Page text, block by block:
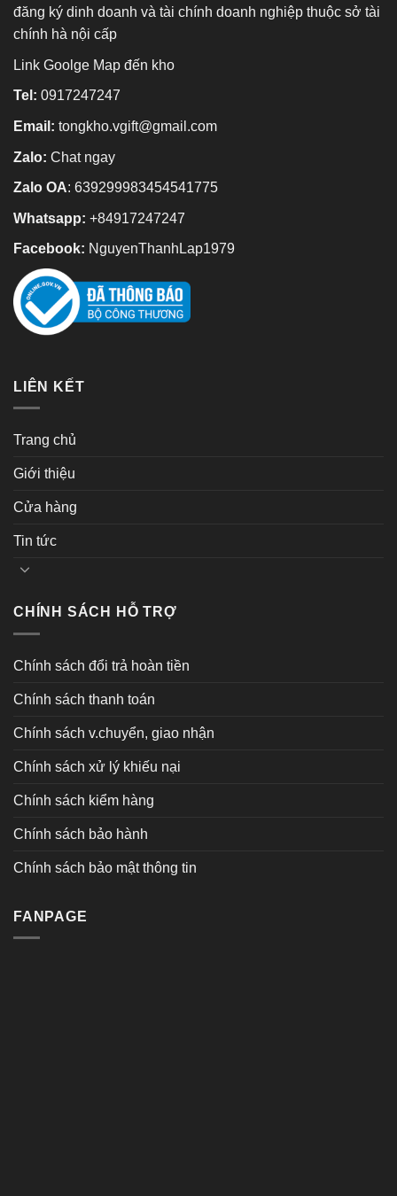
đăng ký dinh doanh và tài chính doanh nghiệp thuộc sở tài
chính hà nội cấp
Link Goolge Map đến kho
Tel: 0917247247
Email: tongkho.vgift@gmail.com
Zalo: Chat ngay
Zalo OA: 639299983454541775
Whatsapp: +84917247247
Facebook: NguyenThanhLap1979
LIÊN KẾT
Trang chủ
Giới thiệu
Cửa hàng
Tin tức
CHÍNH SÁCH HỖ TRỢ
Chính sách đổi trả hoàn tiền
Chính sách thanh toán
Chính sách v.chuyển, giao nhận
Chính sách xử lý khiếu nại
Chính sách kiểm hàng
Chính sách bảo hành
Chính sách bảo mật thông tin
FANPAGE